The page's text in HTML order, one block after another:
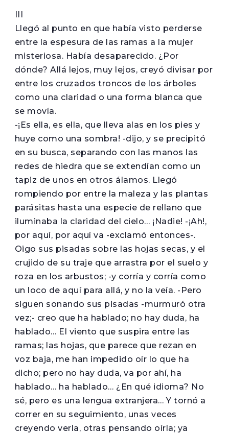
Llegó al punto en que había visto perderse
entre la espesura de las ramas a la mujer
misteriosa. Había desaparecido. ¿Por
dónde? Allá lejos, muy lejos, creyó divisar por
entre los cruzados troncos de los árboles
como una claridad o una forma blanca que
se movía.
-¡Es ella, es ella, que lleva alas en los pies y
huye como una sombra! -dijo, y se precipitó
en su busca, separando con las manos las
redes de hiedra que se extendían como un
tapiz de unos en otros álamos. Llegó
rompiendo por entre la maleza y las plantas
parásitas hasta una especie de rellano que
iluminaba la claridad del cielo… ¡Nadie! -¡Ah!,
por aquí, por aquí va -exclamó entonces-.
Oigo sus pisadas sobre las hojas secas, y el
crujido de su traje que arrastra por el suelo y
roza en los arbustos; -y corría y corría como
un loco de aquí para allá, y no la veía. -Pero
siguen sonando sus pisadas -murmuró otra
vez;- creo que ha hablado; no hay duda, ha
hablado… El viento que suspira entre las
ramas; las hojas, que parece que rezan en
voz baja, me han impedido oír lo que ha
dicho; pero no hay duda, va por ahí, ha
hablado… ha hablado… ¿En qué idioma? No
sé, pero es una lengua extranjera… Y tornó a
correr en su seguimiento, unas veces
creyendo verla, otras pensando oírla; ya